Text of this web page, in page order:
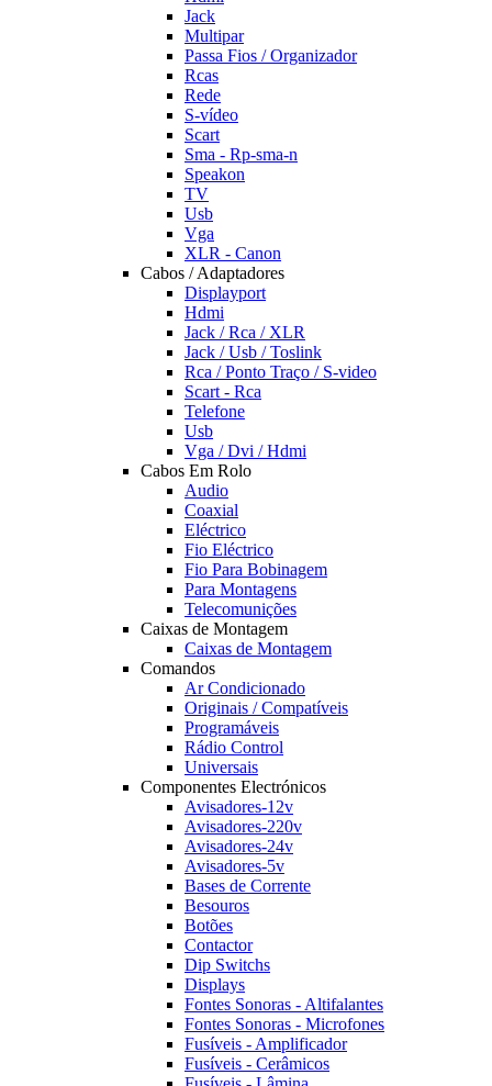
Jack
Multipar
Passa Fios / Organizador
Rcas
Rede
S-vídeo
Scart
Sma - Rp-sma-n
Speakon
TV
Usb
Vga
XLR - Canon
Cabos / Adaptadores
Displayport
Hdmi
Jack / Rca / XLR
Jack / Usb / Toslink
Rca / Ponto Traço / S-video
Scart - Rca
Telefone
Usb
Vga / Dvi / Hdmi
Cabos Em Rolo
Audio
Coaxial
Eléctrico
Fio Eléctrico
Fio Para Bobinagem
Para Montagens
Telecomunições
Caixas de Montagem
Caixas de Montagem
Comandos
Ar Condicionado
Originais / Compatíveis
Programáveis
Rádio Control
Universais
Componentes Electrónicos
Avisadores-12v
Avisadores-220v
Avisadores-24v
Avisadores-5v
Bases de Corrente
Besouros
Botões
Contactor
Dip Switchs
Displays
Fontes Sonoras - Altifalantes
Fontes Sonoras - Microfones
Fusíveis - Amplificador
Fusíveis - Cerâmicos